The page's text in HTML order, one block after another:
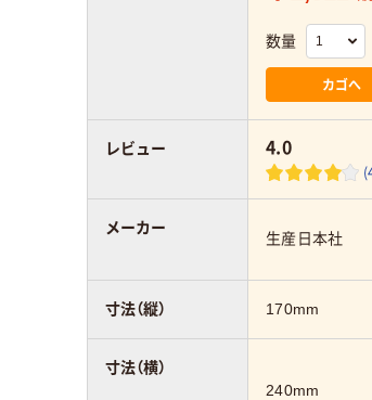
数量
カゴへ
4.0
生産日本社
170mm
240mm
レビュー
メーカー
寸法（縦）
寸法（横）